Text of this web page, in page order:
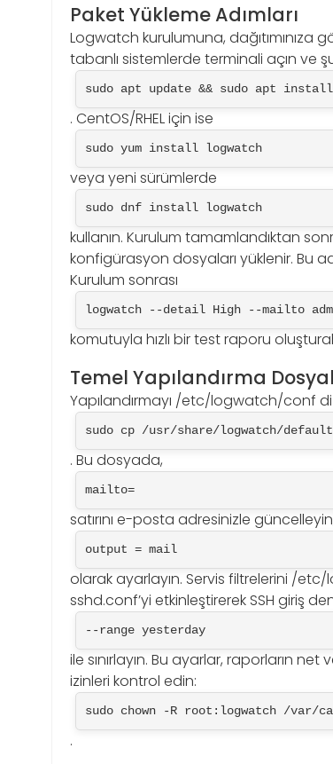
Paket Yükleme Adımları
Logwatch kurulumuna, dağıtımınıza
tabanlı sistemlerde terminali açın ve
sudo apt update && sudo apt
. CentOS/RHEL için ise
sudo yum install logwatch
veya yeni sürümlerde
sudo dnf install logwatch
kullanın. Kurulum tamamlandıktan
konfigürasyon dosyaları yüklenir. Bu
Kurulum sonrası
logwatch --detail High --mailto
komutuyla hızlı bir test raporu
Temel Yapılandırma
Yapılandırmayı /etc/logwatch/conf
sudo cp /usr/share/logwatch/
. Bu dosyada,
mailto=
satırını e-posta adresinizle
output = mail
olarak ayarlayın. Servis filtrelerini /
sshd.conf’yi etkinleştirerek SSH giriş
--range yesterday
ile sınırlayın. Bu ayarlar, raporların
izinleri kontrol edin:
sudo chown -R root:logwatch /var/
.